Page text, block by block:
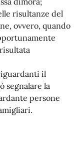
risultanze del
ovvero, quando
il
segnalare la
persone